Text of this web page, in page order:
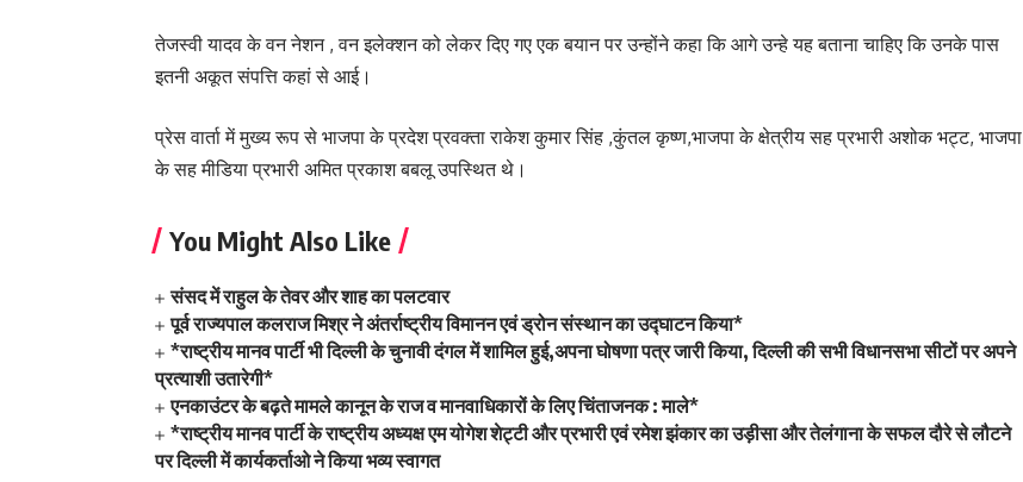
तेजस्वी यादव के वन नेशन , वन इलेक्शन को लेकर दिए गए एक बयान पर उन्होंने कहा कि आगे उन्हे यह बताना चाहिए कि उनके पास
इतनी अकूत संपत्ति कहां से आई।
प्रेस वार्ता में मुख्य रूप से भाजपा के प्रदेश प्रवक्ता राकेश कुमार सिंह ,कुंतल कृष्ण,भाजपा के क्षेत्रीय सह प्रभारी अशोक भट्ट, भाजपा
के सह मीडिया प्रभारी अमित प्रकाश बबलू उपस्थित थे।
You Might Also Like
संसद में राहुल के तेवर और शाह का पलटवार
पूर्व राज्यपाल कलराज मिश्र ने अंतर्राष्ट्रीय विमानन एवं ड्रोन संस्थान का उद्घाटन किया*
*राष्ट्रीय मानव पार्टी भी दिल्ली के चुनावी दंगल में शामिल हुई,अपना घोषणा पत्र जारी किया, दिल्ली की सभी विधानसभा सीटों पर अपने
प्रत्याशी उतारेगी*
एनकाउंटर के बढ़ते मामले कानून के राज व मानवाधिकारों के लिए चिंताजनक : माले*
*राष्ट्रीय मानव पार्टी के राष्ट्रीय अध्यक्ष एम योगेश शेट्टी और प्रभारी एवं रमेश झंकार का उड़ीसा और तेलंगाना के सफल दौरे से लौटने
पर दिल्ली में कार्यकर्ताओ ने किया भव्य स्वागत